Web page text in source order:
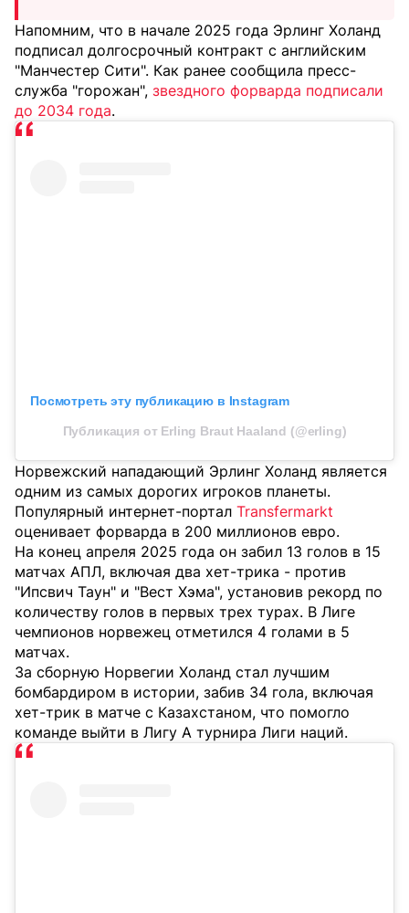
Напомним, что в начале 2025 года Эрлинг Холанд
подписал долгосрочный контракт с английским
"Манчестер Сити". Как ранее сообщила пресс-
служба "горожан", звездного форварда подписали
до 2034 года.
Посмотреть эту публикацию в Instagram
Публикация от Erling Braut Haaland (@erling)
Норвежский нападающий Эрлинг Холанд является
одним из самых дорогих игроков планеты.
Популярный интернет-портал Transfermarkt
оценивает форварда в 200 миллионов евро.
На конец апреля 2025 года он забил 13 голов в 15
матчах АПЛ, включая два хет-трика - против
"Ипсвич Таун" и "Вест Хэма", установив рекорд по
количеству голов в первых трех турах. В Лиге
чемпионов норвежец отметился 4 голами в 5
матчах.
За сборную Норвегии Холанд стал лучшим
бомбардиром в истории, забив 34 гола, включая
хет-трик в матче с Казахстаном, что помогло
команде выйти в Лигу А турнира Лиги наций.